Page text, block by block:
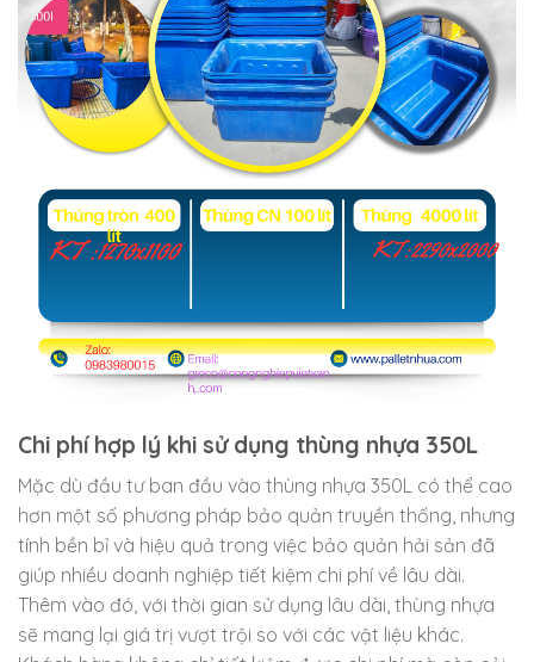
Chi phí hợp lý khi sử dụng thùng nhựa 350L
Mặc dù đầu tư ban đầu vào thùng nhựa 350L có thể cao
hơn một số phương pháp bảo quản truyền thống, nhưng
tính bền bỉ và hiệu quả trong việc bảo quản hải sản đã
giúp nhiều doanh nghiệp tiết kiệm chi phí về lâu dài.
Thêm vào đó, với thời gian sử dụng lâu dài, thùng nhựa
sẽ mang lại giá trị vượt trội so với các vật liệu khác.